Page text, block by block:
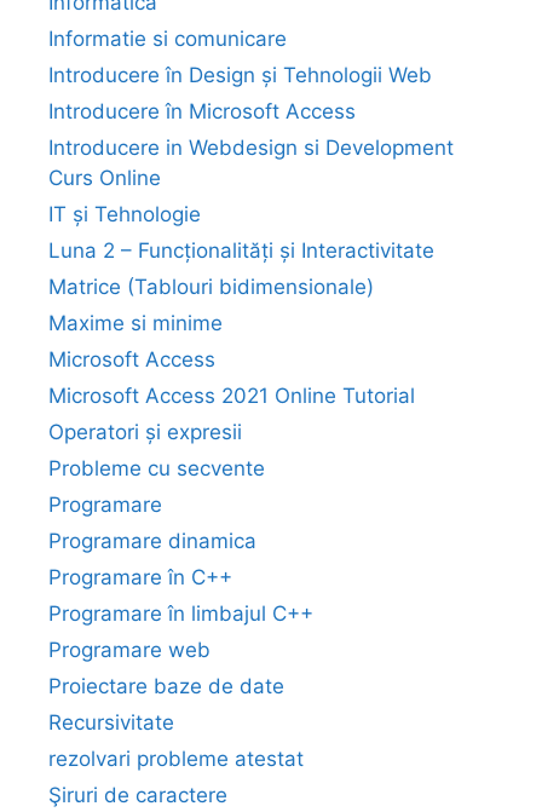
Informatie si comunicare
Introducere în Design și Tehnologii Web
Introducere în Microsoft Access
Introducere in Webdesign si Development
Curs Online
IT și Tehnologie
Luna 2 – Funcționalități și Interactivitate
Matrice (Tablouri bidimensionale)
Maxime si minime
Microsoft Access
Microsoft Access 2021 Online Tutorial
Operatori și expresii
Probleme cu secvente
Programare
Programare dinamica
Programare în C++
Programare în limbajul C++
Programare web
Proiectare baze de date
Recursivitate
rezolvari probleme atestat
Şiruri de caractere